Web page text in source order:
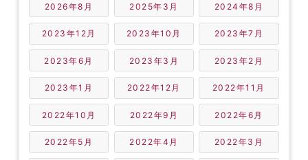
2026年8月 2025年3月 2024年8月
2023年12月 2023年10月 2023年7月
2023年6月 2023年3月 2023年2月
2023年1月 2022年12月 2022年11月
2022年10月 2022年9月 2022年6月
2022年5月 2022年4月 2022年3月